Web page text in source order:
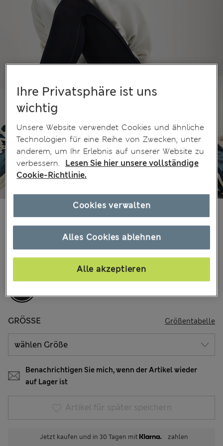
123 Bewertungen
FARBE: Black
GRÖSSE Größentabelle
Benachrichtigen Sie mich, wenn der Artikel wieder
auf Lager ist
Artikel für später speichern
Jetzt kaufen und in 30 Tagen mit zahlen
Ihre Privatsphäre ist uns
wichtig
Unsere Website verwendet Cookies und ähnliche
Technologien für eine Reihe von Zwecken, unter
anderem, um Ihr Erlebnis auf unserer Website zu
verbessern.
Lesen Sie hier unsere vollständige
Cookie-Richtlinie.
Alles Cookies ablehnen
Alle akzeptieren
Cookies verwalten